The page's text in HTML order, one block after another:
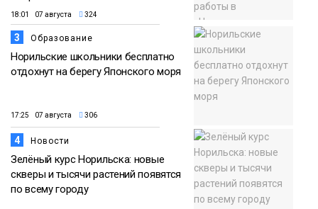
18:01 07 августа 324
3 Образование
Норильские школьники бесплатно
отдохнут на берегу Японского моря
17:25 07 августа 306
4 Новости
Зелёный курс Норильска: новые
скверы и тысячи растений появятся
по всему городу